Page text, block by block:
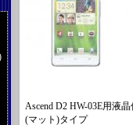
Ascend D2 HW-03E用液
(マット)タイプ